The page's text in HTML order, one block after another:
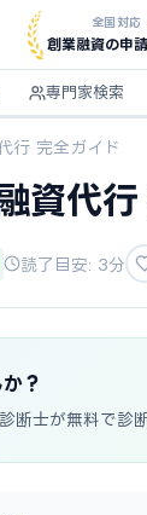
全国対応
創業融資の申
専門家検索
行 完全ガイド
資代
読了目安: 3分
？
断士が無料で診